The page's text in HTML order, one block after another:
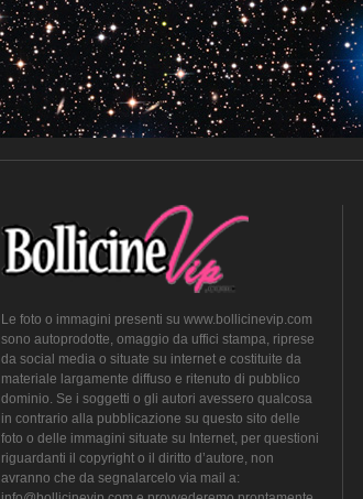
Le foto o immagini presenti su www.bollicinevip.com
sono autoprodotte, omaggio da uffici stampa, riprese
da social media o situate su internet e costituite da
materiale largamente diffuso e ritenuto di pubblico
dominio. Se i soggetti o gli autori avessero qualcosa
in contrario alla pubblicazione su questo sito delle
foto o delle immagini situate su Internet, per questioni
riguardanti il copyright o il diritto d’autore, non
avranno che da segnalarcelo via mail a: